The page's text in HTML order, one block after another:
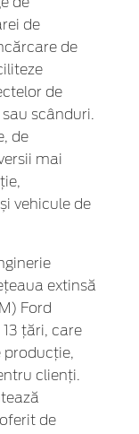
de
de
de
scânduri.
de
mai
vehicule de
extinsă
Ford
țări, care
producție,
clienți.
de